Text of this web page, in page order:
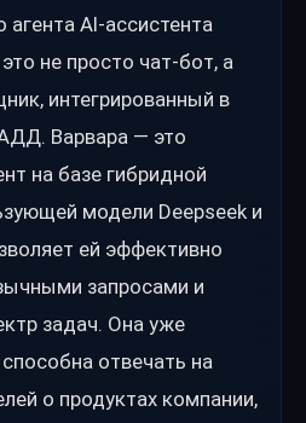
агента AI-ассистента
не просто чат-бот, а
интегрированный в
Варвара — это
на базе гибридной
модели Deepseek и
ей эффективно
запросами и
задач. Она уже
отвечать на
о продуктах компании,